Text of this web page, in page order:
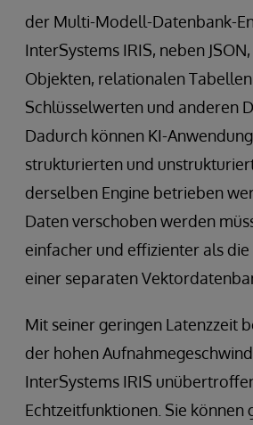
der Multi-Modell-Datenbank-
InterSystems IRIS, neben
Objekten, relationalen
Schlüsselwerten und anderen
Dadurch können KI-
strukturierten und
derselben Engine betrieben
Daten verschoben werden
einfacher und effizienter als
einer separaten
Mit seiner geringen Latenzzeit
der hohen
InterSystems IRIS
Echtzeitfunktionen. Sie können